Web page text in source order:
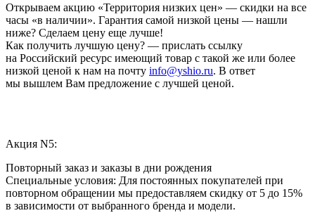
Открываем акцию «Территория низких цен» — скидки на все
часы «в наличии». Гарантия самой низкой цены — нашли
ниже? Сделаем цену еще лучше!
Как получить лучшую цену? — прислать ссылку
на Российский ресурс имеющий товар с такой же или более
низкой ценой к нам на почту info@yshio.ru. В ответ
мы вышлем Вам предложение с лучшей ценой.
Акция N5:
Повторный заказ и заказы в дни рождения
Специальные условия: Для постоянных покупателей при
повторном обращении мы предоставляем скидку от 5 до 15%
в зависимости от выбранного бренда и модели.